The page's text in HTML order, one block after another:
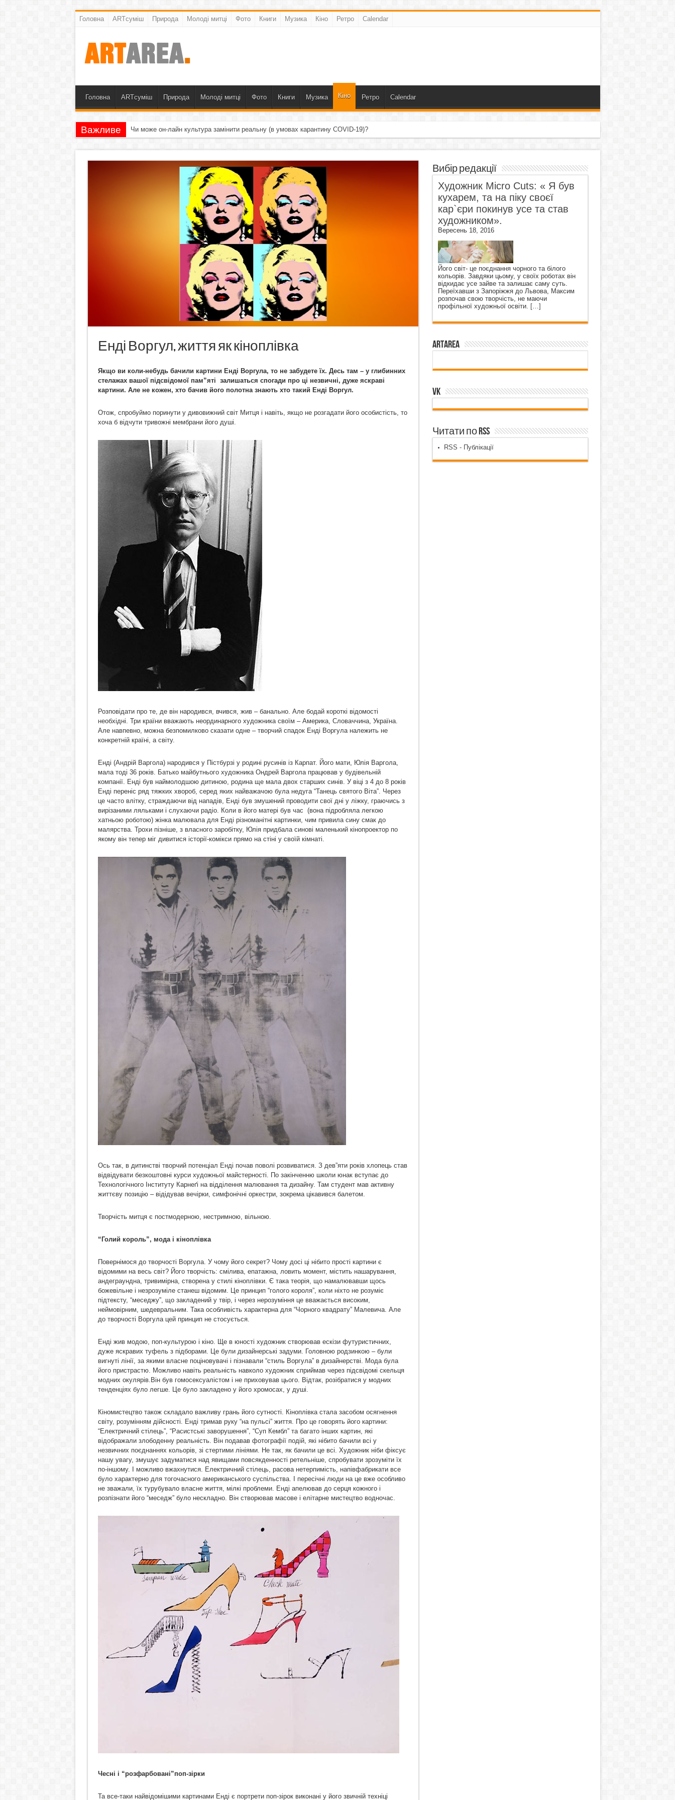
Головна ARTсуміш Природа Молоді митці Фото Книги Музика Кіно Ретро Calendar
Головна ARTсуміш Природа Молоді митці Фото Книги Музика Кіно Ретро Calendar
Важливе Чи може он-лайн культура замінити реальну (в умовах карантину COVID-19)?
Енді Воргул, життя як кіноплівка
Якщо ви коли-небудь бачили картини Енді Воргула, то не забудете їх. Десь там – у глибинних
стелажах вашої підсвідомої пам”яті залишаться спогади про ці незвичні, дуже яскраві
картини. Але не кожен, хто бачив його полотна знають хто такий Енді Воргул.
Отож, спробуймо поринути у дивовижний світ Митця і навіть, якщо не розгадати його особистість, то
хоча б відчути тривожні мембрани його душі.
Розповідати про те, де він народився, вчився, жив – банально. Але бодай короткі відомості
необхідні. Три країни вважають неординарного художника своїм – Америка, Словаччина, Україна.
Але навпевно, можна безпомилково сказати одне – творчий спадок Енді Воргула належить не
конкретній країні, а світу.
Енді (Андрій Варгола) народився у Пістбурзі у родині русинів із Карпат. Його мати, Юлія Варгола,
мала тоді 36 років. Батько майбутнього художника Ондрей Варгола працював у будівельній
компанії. Енді був наймолодшою дитиною, родина ще мала двох старших синів. У віці з 4 до 8 років
Енді переніс ряд тяжких хвороб, серед яких найважачою була недуга “Танець святого Віта”. Через
це часто влітку, страждаючи від нападів, Енді був змушений проводити свої дні у ліжку, граючись з
вирізаними ляльками і слухаючи радіо. Коли в його матері був час (вона підробляла легкою
хатньою роботою) жінка малювала для Енді різноманітні картинки, чим привила сину смак до
малярства. Трохи пізніше, з власного заробітку, Юлія придбала синові маленький кінопроектор по
якому він тепер міг дивитися історії-комікси прямо на стіні у своїй кімнаті.
Ось так, в дитинстві творчий потенціал Енді почав поволі розвиватися. З дев”яти років хлопець став
відвідувати безкоштовні курси художньої майстерності. По закінченню школи юнак вступає до
Технологічного Інституту Карнеґі на відділення малювання та дизайну. Там студент мав активну
життєву позицію – відідував вечірки, симфонічні оркестри, зокрема цікавився балетом.
Творчість митця є постмодерною, нестримною, вільною.
“Голий король”, мода і кіноплівка
Повернімося до творчості Воргула. У чому його секрет? Чому досі ці нібито прості картини є
відомими на весь світ? Його творчість: смілива, епатажна, ловить момент, містить нашарування,
андеграундна, тривимірна, створена у стилі кіноплівки. Є така теорія, що намалювавши щось
божевільне і незрозуміле станеш відомим. Це принцип “голого короля”, коли ніхто не розуміє
підтексту, “меседжу”, що закладений у твір, і через нерозуміння це вважається високим,
неймовірним, шедевральним. Така особливість характерна для “Чорного квадрату” Малевича. Але
до творчості Воргула цей принцип не стосується.
Енді жив модою, поп-культурою і кіно. Ще в юності художник створював ескізи футуристичних,
дуже яскравих туфель з підборами. Це були дизайнерські задуми. Головною родзинкою – були
вигнуті лінії, за якими власне поціновувачі і пізнавали “стиль Воргула” в дизайнерстві. Мода була
його пристрастю. Можливо навіть реальність навколо художник сприймав через підсвідомі скельця
модних окулярів.Він був гомосексуалістом і не приховував цього. Відтак, розібратися у модних
тенденціях було легше. Це було закладено у його хромосах, у душі.
Кіномистецтво також складало важливу грань його сутності. Кіноплівка стала засобом осягнення
світу, розумінням дійсності. Енді тримав руку “на пульсі” життя. Про це говорять його картини:
“Електричний стілець”, “Расистські заворушення”, “Суп Кембл” та багато інших картин, які
відображали злободенну реальність. Він подавав фотографії подій, які нібито бачили всі у
незвичних поєднаннях кольорів, зі стертими лініями. Не так, як бачили це всі. Художник ніби фіксує
нашу увагу, змушує задуматися над явищами повсякденності ретельніше, спробувати зрозуміти їх
по-іншому. І можливо вжахнутися. Електричний стілець, расова нетерпимість, напівфабрикати все
було характерно для тогочасного американського суспільства. І пересічні люди на це вже особливо
не зважали, їх турубувало власне життя, мілкі проблеми. Енді апелював до серця кожного і
розпізнати його “меседж” було нескладно. Він створював масове і елітарне мистецтво водночас.
Чесні і “розфарбовані”поп-зірки
Та все-таки найвідомішими картинами Енді є портрети поп-зірок виконані у його звичній техніці
Вибір редакції
Художник Micro Cuts: « Я був
кухарем, та на піку своєї
кар`єри покинув усе та став
художником».
Вересень 18, 2016
Його світ- це поєднання чорного та білого
кольорів. Завдяки цьому, у своїх роботах він
відкидає усе зайве та залишає саму суть.
Переїхавши з Запоріжжя до Львова, Максим
розпочав свою творчість, не маючи
профільної художньої освіти. […]
ArtArea
VK
Читати по RSS
RSS - Публікації